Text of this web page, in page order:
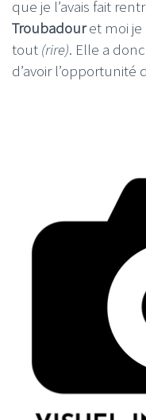
que je l’avais fait
Troubadouret moi je
tout (rire). Elle a
d’avoir l’opportunité